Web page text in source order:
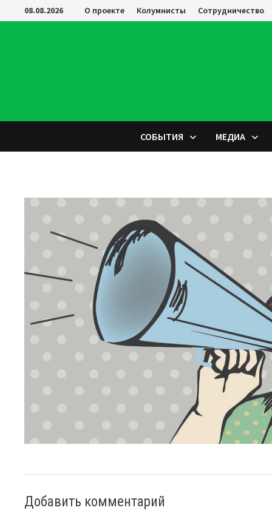
Перейти
к
08.08.2026 О проекте Колумнисты Сотрудничество
СОБЫТИЯ МЕДИА
Добавить комментарий